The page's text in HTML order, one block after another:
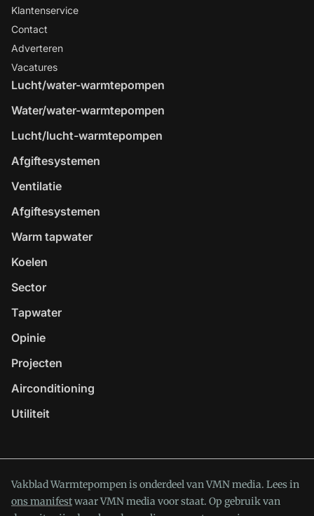
Klantenservice
Contact
Adverteren
Vacatures
Lucht/water-warmtepompen
Water/water-warmtepompen
Lucht/lucht-warmtepompen
Afgiftesystemen
Ventilatie
Afgiftesystemen
Warm tapwater
Koelen
Sector
Tapwater
Opinie
Projecten
Airconditioning
Utiliteit
Vakblad Warmtepompen is onderdeel van VMN media. Lees in
ons manifestwaar VMN media voor staat. Op gebruik van